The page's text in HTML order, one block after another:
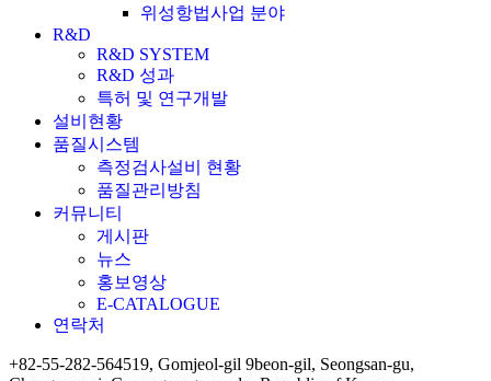
위성항법사업 분야
R&D
R&D SYSTEM
R&D 성과
특허 및 연구개발
설비현황
품질시스템
측정검사설비 현황
품질관리방침
커뮤니티
게시판
뉴스
홍보영상
E-CATALOGUE
연락처
+82-55-282-564519, Gomjeol-gil 9beon-gil, Seongsan-gu,